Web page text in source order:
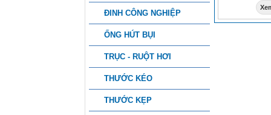
ĐINH CÔNG NGHIỆP
ỐNG HÚT BỤI
TRỤC - RUỘT HƠI
THƯỚC KÉO
THƯỚC KẸP